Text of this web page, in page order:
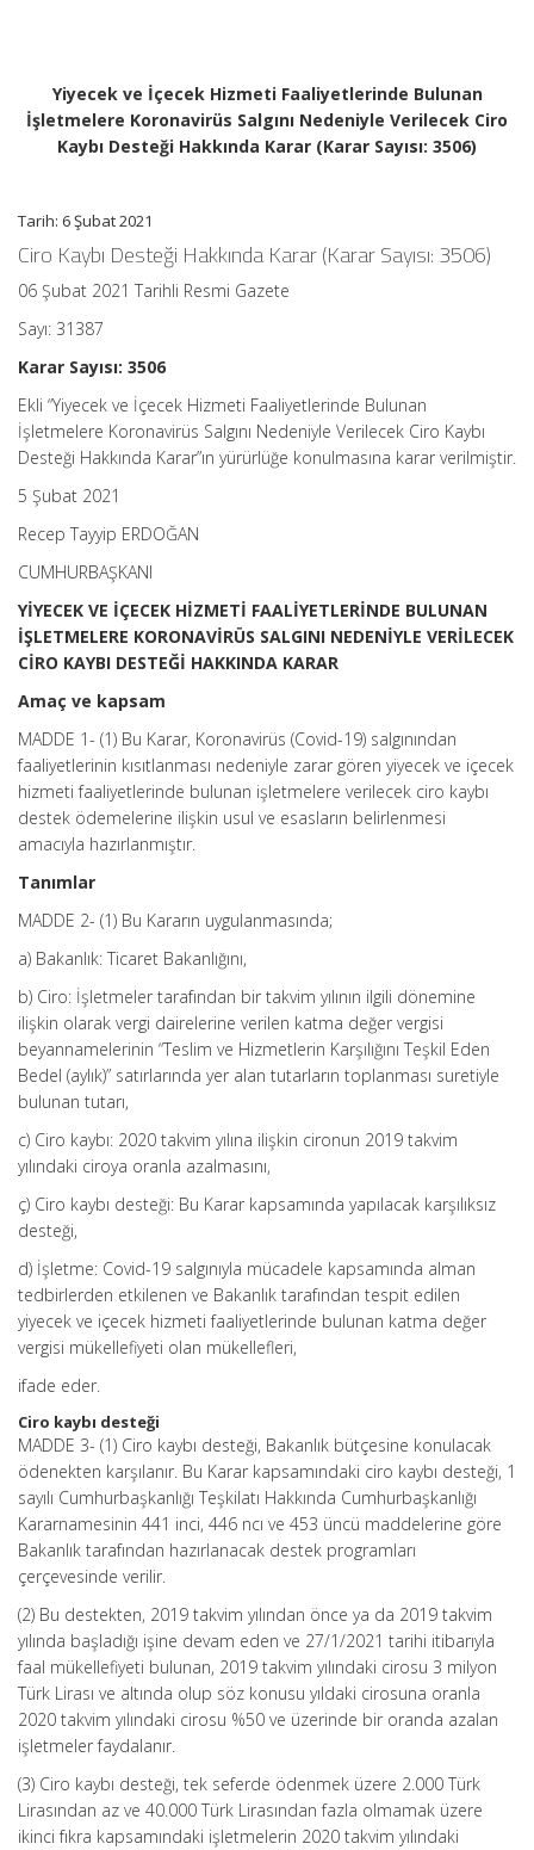
Sayısı:
için
Yiyecek ve İçecek Hizmeti Faaliyetlerinde Bulunan
İşletmelere Koronavirüs Salgını Nedeniyle Verilecek Ciro
Kaybı Desteği Hakkında Karar (Karar Sayısı: 3506)
Tarih: 6 Şubat 2021
Ciro Kaybı Desteği Hakkında Karar (Karar Sayısı: 3506)
06 Şubat 2021 Tarihli Resmi Gazete
Sayı: 31387
Karar Sayısı: 3506
Ekli “Yiyecek ve İçecek Hizmeti Faaliyetlerinde Bulunan
İşletmelere Koronavirüs Salgını Nedeniyle Verilecek Ciro Kaybı
Desteği Hakkında Karar”ın yürürlüğe konulmasına karar verilmiştir.
5 Şubat 2021
Recep Tayyip ERDOĞAN
CUMHURBAŞKANI
YİYECEK VE İÇECEK HİZMETİ FAALİYETLERİNDE BULUNAN
İŞLETMELERE KORONAVİRÜS SALGINI NEDENİYLE VERİLECEK
CİRO KAYBI DESTEĞİ HAKKINDA KARAR
Amaç ve kapsam
MADDE 1- (1) Bu Karar, Koronavirüs (Covid-19) salgınından
faaliyetlerinin kısıtlanması nedeniyle zarar gören yiyecek ve içecek
hizmeti faaliyetlerinde bulunan işletmelere verilecek ciro kaybı
destek ödemelerine ilişkin usul ve esasların belirlenmesi
amacıyla hazırlanmıştır.
Tanımlar
MADDE 2- (1) Bu Kararın uygulanmasında;
a) Bakanlık: Ticaret Bakanlığını,
b) Ciro: İşletmeler tarafından bir takvim yılının ilgili dönemine
ilişkin olarak vergi dairelerine verilen katma değer vergisi
beyannamelerinin “Teslim ve Hizmetlerin Karşılığını Teşkil Eden
Bedel (aylık)” satırlarında yer alan tutarların toplanması suretiyle
bulunan tutarı,
c) Ciro kaybı: 2020 takvim yılına ilişkin cironun 2019 takvim
yılındaki ciroya oranla azalmasını,
ç) Ciro kaybı desteği: Bu Karar kapsamında yapılacak karşılıksız
desteği,
d) İşletme: Covid-19 salgınıyla mücadele kapsamında alman
tedbirlerden etkilenen ve Bakanlık tarafından tespit edilen
yiyecek ve içecek hizmeti faaliyetlerinde bulunan katma değer
vergisi mükellefiyeti olan mükellefleri,
ifade eder.
Ciro kaybı desteği
MADDE 3- (1) Ciro kaybı desteği, Bakanlık bütçesine konulacak
ödenekten karşılanır. Bu Karar kapsamındaki ciro kaybı desteği, 1
sayılı Cumhurbaşkanlığı Teşkilatı Hakkında Cumhurbaşkanlığı
Kararnamesinin 441 inci, 446 ncı ve 453 üncü maddelerine göre
Bakanlık tarafından hazırlanacak destek programları
çerçevesinde verilir.
(2) Bu destekten, 2019 takvim yılından önce ya da 2019 takvim
yılında başladığı işine devam eden ve 27/1/2021 tarihi itibarıyla
faal mükellefiyeti bulunan, 2019 takvim yılındaki cirosu 3 milyon
Türk Lirası ve altında olup söz konusu yıldaki cirosuna oranla
2020 takvim yılındaki cirosu %50 ve üzerinde bir oranda azalan
işletmeler faydalanır.
(3) Ciro kaybı desteği, tek seferde ödenmek üzere 2.000 Türk
Lirasından az ve 40.000 Türk Lirasından fazla olmamak üzere
ikinci fıkra kapsamındaki işletmelerin 2020 takvim yılındaki